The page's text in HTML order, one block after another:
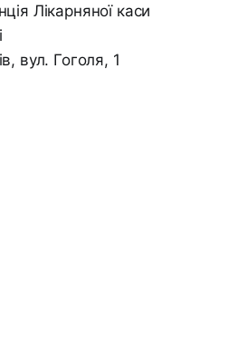
Лікарняної каси
вул. Гоголя, 1